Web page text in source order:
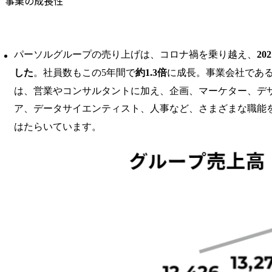
パーソルグループの売り上げは、コロナ禍を乗り越え、
した。社員数もこの5年間で約1.3倍に成長。事業会社であ
は、営業やコンサルタントに加え、企画、マーケター、デ
ア、データサイエンティスト、人事など、さまざまな職能
はたらいています。